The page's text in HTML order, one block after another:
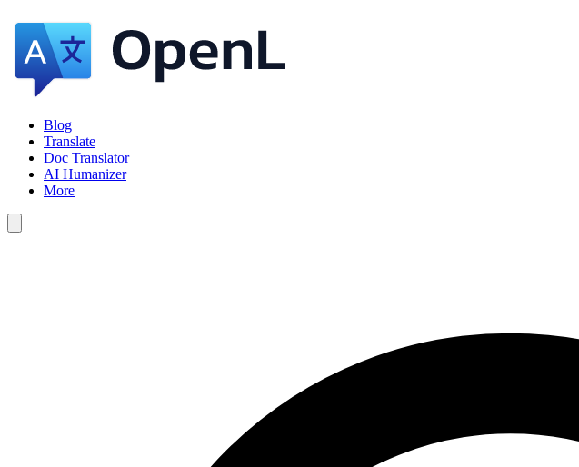
Blog
Translate
Doc Translator
AI Humanizer
More